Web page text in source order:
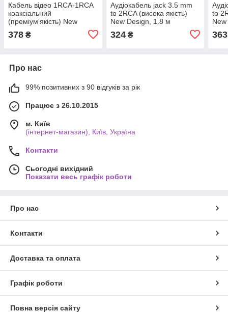
Кабель відео 1RCA-1RCA
коаксіальний
(преміум'якість) New
378 ₴
Аудіокабель jack 3.5 mm
to 2RCA (висока якість)
New Design, 1.8 м
324₴
to
363
Про нас
99% позитивних з 90 відгуків за рік
Працює з 26.10.2015
м. Київ
(інтернет-магазин), Київ, Україна
Контакти
Сьогодні вихідний
Показати весь графік роботи
Про нас
Контакти
Доставка та оплата
Графік роботи
Повна версія сайту